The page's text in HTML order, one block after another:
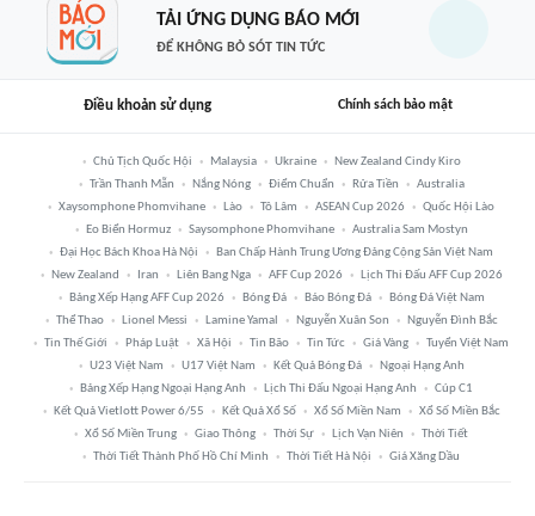
TẢI ỨNG DỤNG BÁO MỚI
ĐỂ KHÔNG BỎ SÓT TIN TỨC
Điều khoản sử dụng Chính sách bảo mật
Chủ Tịch Quốc Hội Malaysia Ukraine
New Zealand Cindy Kiro
Trần Thanh Mẫn
Nắng Nóng Điểm Chuẩn Rửa Tiền
Australia
Xaysomphone Phomvihane
Lào Tô Lâm ASEAN Cup 2026
Quốc Hội Lào
Eo Biển Hormuz
Saysomphone Phomvihane
Australia Sam Mostyn
Đại Học Bách Khoa Hà Nội
Ban Chấp Hành Trung Ương Đảng Cộng Sản Việt Nam
New Zealand
Iran Liên Bang Nga AFF Cup 2026
Lịch Thi Đấu AFF Cup 2026
Bảng Xếp Hạng AFF Cup 2026
Bóng Đá Báo Bóng Đá
Bóng Đá Việt Nam
Thể Thao
Lionel Messi Lamine Yamal Nguyễn Xuân Son
Nguyễn Đình Bắc
Tin Thế Giới
Pháp Luật Xã Hội Tin Bão Tin Tức Giá Vàng
Tuyển Việt Nam
U23 Việt Nam
U17 Việt Nam Kết Quả Bóng Đá
Ngoại Hạng Anh
Bảng Xếp Hạng Ngoại Hạng Anh
Lịch Thi Đấu Ngoại Hạng Anh
Cúp C1
Kết Quả Vietlott Power 6/55
Kết Quả Xổ Số Xổ Số Miền Nam
Xổ Số Miền Bắc
Xổ Số Miền Trung
Giao Thông Thời Sự Lịch Vạn Niên
Thời Tiết
Thời Tiết Thành Phố Hồ Chí Minh
Thời Tiết Hà Nội Giá Xăng Dầu